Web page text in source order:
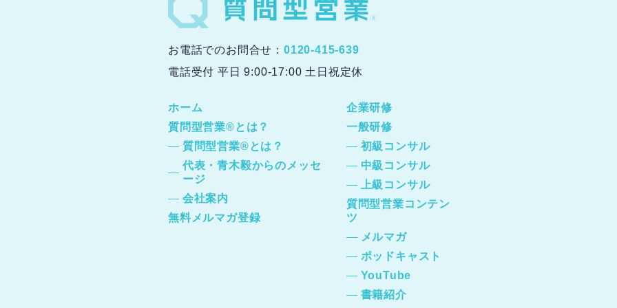
お電話でのお問合せ： 0120-415-639
電話受付 平日 9:00-17:00 土日祝定休
ホーム
質問型営業®とは？
質問型営業®とは？
代表・青木毅からのメッセ
ージ
会社案内
無料メルマガ登録
企業研修
一般研修
初級コンサル
中級コンサル
上級コンサル
質問型営業コンテン
ツ
メルマガ
ポッドキャスト
YouTube
書籍紹介